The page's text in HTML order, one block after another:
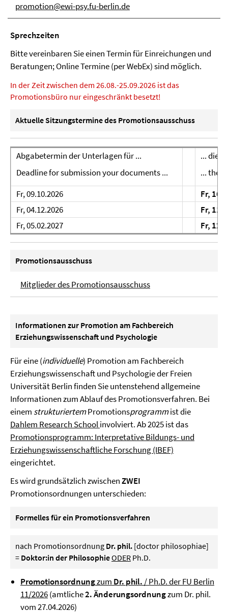
promotion@ewi-psy.fu-berlin.de
Sprech­zei­ten
Bitte vereinbaren Sie einen Termin für Einreichungen und
Beratungen; Online Termine (per WebEx) sind möglich.
In der Zeit zwischen dem 26.08.-25.09.2026 ist das
Promotionsbüro nur eingeschränkt besetzt!
Aktuelle Sitzungstermine des Promotionsausschuss
Abgabetermin der Unterlagen für ...
Deadline for submission your documents ...
... die
... the
Fr, 09.10.2026
Fr,
Fr, 04.12.2026
Fr,
Fr, 05.02.2027
Fr,
Promotionsausschuss
Mitglieder des Promotionsausschuss
Informationen zur Promotion am Fachbereich
Erziehungswissenschaft und Psychologie
Für eine (individuelle) Promotion am Fachbereich
Erziehungswissenschaft und Psychologie der Freien
Universität Berlin finden Sie untenstehend allgemeine
Informationen zum Ablauf des Promotionsverfahren. Bei
einem strukturiertemPromotionsprogrammist die
Dahlem Research Schoolinvolviert. Ab 2025 ist das
Promotionsprogramm: Interpretative Bildungs- und
Erziehungswissenschaftliche Forschung (IBEF)
eingerichtet.
Es wird grundsätzlich zwischenZWEI
Promotionsordnungen unterschieden:
Formelles für ein Promotionsverfahren
nach Promotionsordnung Dr. phil. [doctor philosophiae]
= Doktor:in der PhilosophieODER Ph.D.
Promotionsordnungzum Dr. phil. / Ph.D. der FU Berlin
11/2026(amtliche2. Änderungsordnungzum Dr. phil.
vom 27.04.2026)